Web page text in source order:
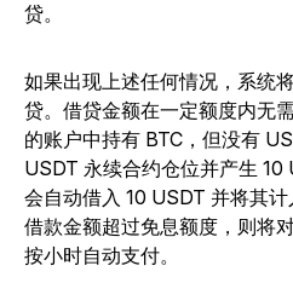
贷。
如果出现上述任何情况，系统
贷。借贷金额在一定额度内无
的账户中持有 BTC，但没有
USDT 永续合约仓位并产生
会自动借入 10 USDT 并将其
借款金额超过免息额度，则将
按小时自动支付。